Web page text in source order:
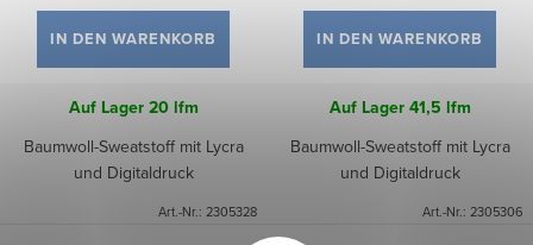
IN DEN WARENKORB
Auf Lager20 lfm
Baumwoll-Sweatstoff mit Lycra
und Digitaldruck
Art.-Nr.: 2305328
IN DEN WARENKORB
Auf Lager41,5 lfm
Baumwoll-Sweatstoff mit Lycra
und Digitaldruck
Art.-Nr.: 2305306